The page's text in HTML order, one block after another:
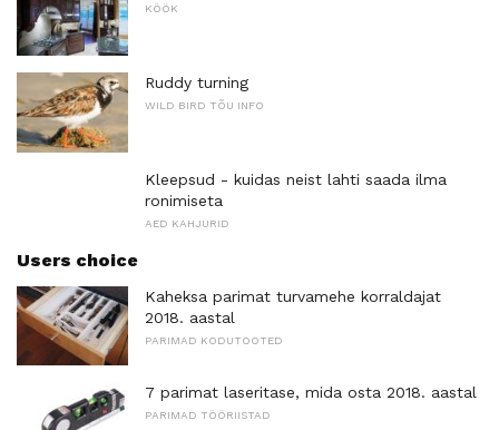
KÖÖK
Ruddy turning
WILD BIRD TÕU INFO
Kleepsud - kuidas neist lahti saada ilma
ronimiseta
AED KAHJURID
Users choice
Kaheksa parimat turvamehe korraldajat
2018. aastal
PARIMAD KODUTOOTED
7 parimat laseritase, mida osta 2018. aastal
PARIMAD TÖÖRIISTAD